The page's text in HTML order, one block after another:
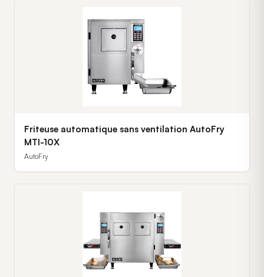
Friteuse automatique sans ventilation AutoFry
MTI-10X
AutoFry